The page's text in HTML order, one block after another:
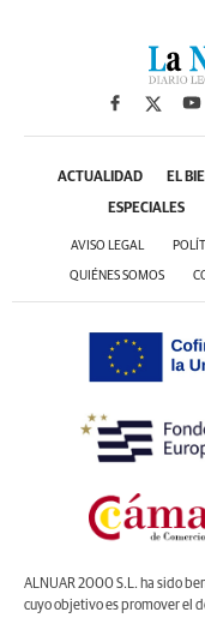
ACTUALIDAD EL
ESPECIALES
AVISO LEGAL
QUIÉNES SOMOS
ALNUAR 2000 S.L. ha sido
cuyo objetivo es promover el